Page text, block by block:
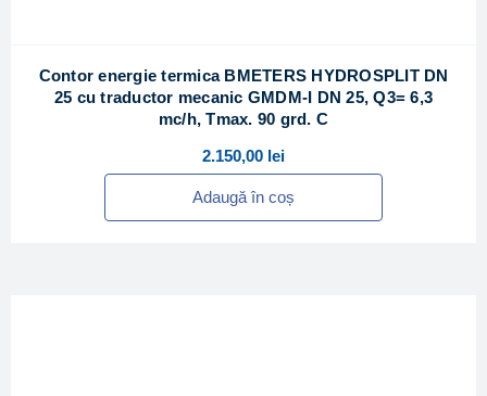
Contor energie termica BMETERS HYDROSPLIT DN
25 cu traductor mecanic GMDM-I DN 25, Q3= 6,3
mc/h, Tmax. 90 grd. C
2.150,00 lei
Adaugă în coș